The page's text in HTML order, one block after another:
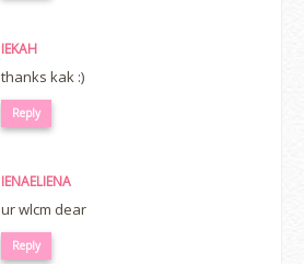
IEKAH
thanks kak :)
Reply
IENAELIENA
ur wlcm dear
Reply